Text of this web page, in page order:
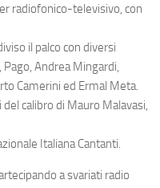
radiofonico-televisivo, con
il palco con diversi
Andrea Mingardi,
Camerini ed Ermal Meta.
calibro di Mauro Malavasi,
Italiana Cantanti.
a svariati radio